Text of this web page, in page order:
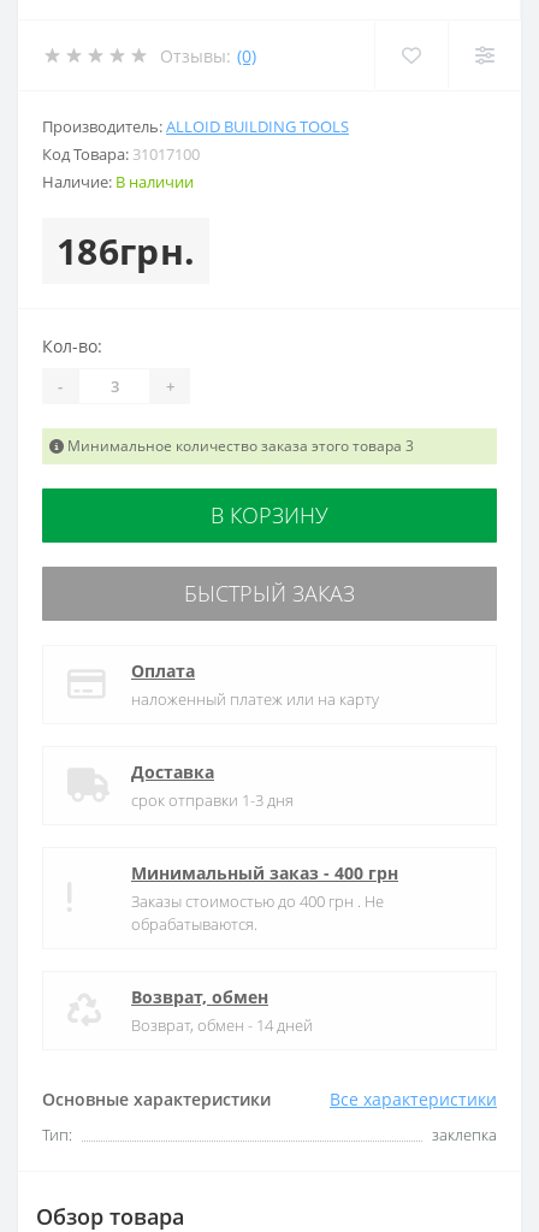
Отзывы: (0)
Производитель:ALLOID BUILDING TOOLS
Код Товара: 31017100
Наличие: В наличии
186грн.
Основные характеристики Все характеристики
Тип: заклепка
Кол-во:
- +
Минимальное количество заказа этого товара 3
В КОРЗИНУ
БЫСТРЫЙ ЗАКАЗ
Оплата
наложенный платеж или на карту
Доставка
срок отправки 1-3 дня
Минимальный заказ - 400 грн
Заказы стоимостью до 400 грн . Не
обрабатываются.
Возврат, обмен
Возврат, обмен - 14 дней
Обзор товара